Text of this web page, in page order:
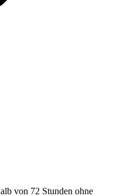
von 72 Stunden ohne